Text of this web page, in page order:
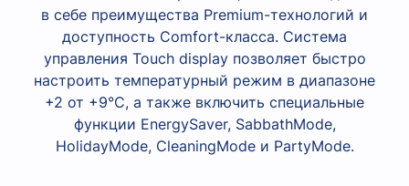
в себе преимущества Premium-технологий и
доступность Comfort-класса. Система
управления Touch display позволяет быстро
настроить температурный режим в диапазоне
+2 от +9°C, а также включить специальные
функции EnergySaver, SabbathMode,
HolidayMode, CleaningMode и PartyMode.